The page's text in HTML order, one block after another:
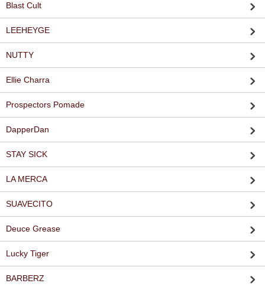
Blast Cult
LEEHEYGE
NUTTY
Ellie Charra
Prospectors Pomade
DapperDan
STAY SICK
LA MERCA
SUAVECITO
Deuce Grease
Lucky Tiger
BARBERZ